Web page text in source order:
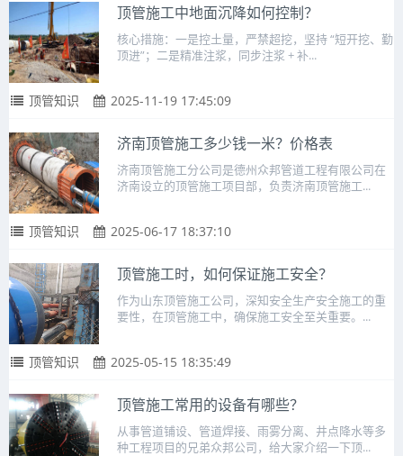
顶管施工中地面沉降如何控制？
核心措施：一是控土量，严禁超挖，坚持 “短开挖、勤
顶进”；二是精准注浆，同步注浆 + 补...
顶管知识 2025-11-19 17:45:09
济南顶管施工多少钱一米？价格表
济南顶管施工分公司是德州众邦管道工程有限公司在
济南设立的顶管施工项目部，负责济南顶管施工...
顶管知识 2025-06-17 18:37:10
顶管施工时，如何保证施工安全？
作为山东顶管施工公司，深知安全生产安全施工的重
要性，在顶管施工中，确保施工安全至关重要。...
顶管知识 2025-05-15 18:35:49
顶管施工常用的设备有哪些？
从事管道铺设、管道焊接、雨雾分离、井点降水等多
种工程项目的兄弟众邦公司，给大家介绍一下顶...